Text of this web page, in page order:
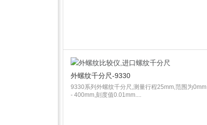
外螺纹千分尺-9330
9330系列外螺纹千分尺,测量行程25mm,范围为0mm
- 400mm,刻度值0.01mm....